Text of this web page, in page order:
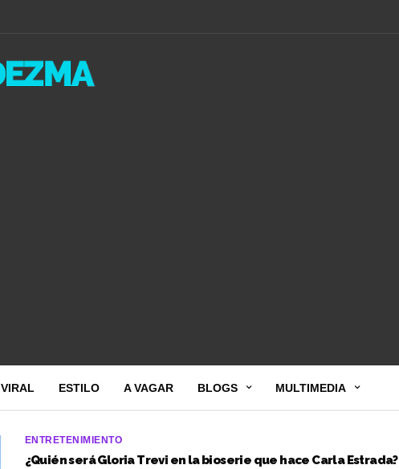
VIRAL ESTILO A VAGAR BLOGS MULTIMEDIA
ENTRETENIMIENTO
¿Quién será Gloria Trevi en la bioserie que hace Carla Estrada?